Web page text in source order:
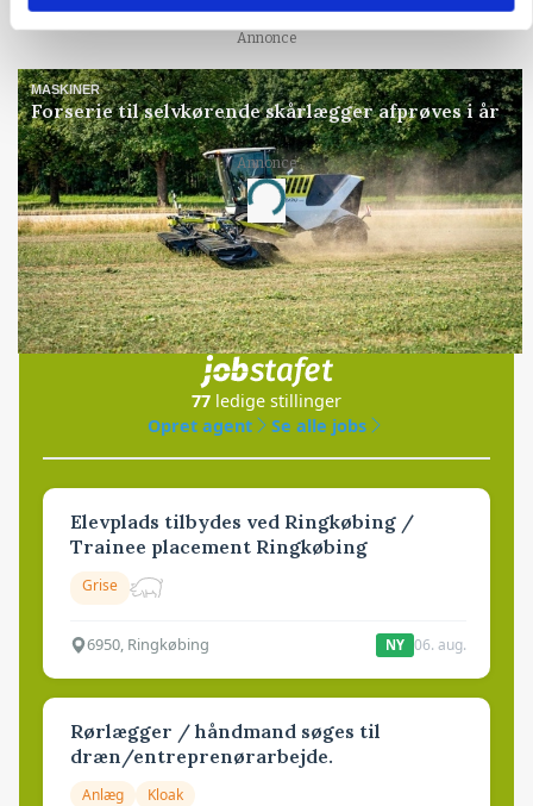
Annonce
MASKINER
Forserie til selvkørende skårlægger afprøves i år
Annonce
Loading...
Jobs
i samarbejde med
77 ledige stillinger
Opret agent
Se alle jobs
Elevplads tilbydes ved Ringkøbing /
Trainee placement Ringkøbing
Grise
6950, Ringkøbing NY 06. aug.
Rørlægger / håndmand søges til
dræn/entreprenørarbejde.
Anlæg Kloak